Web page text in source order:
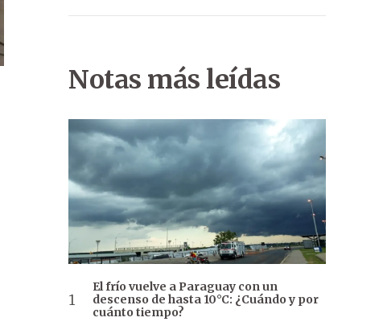
Notas más leídas
El frío vuelve a Paraguay con un
descenso de hasta 10°C: ¿Cuándo y por
cuánto tiempo?